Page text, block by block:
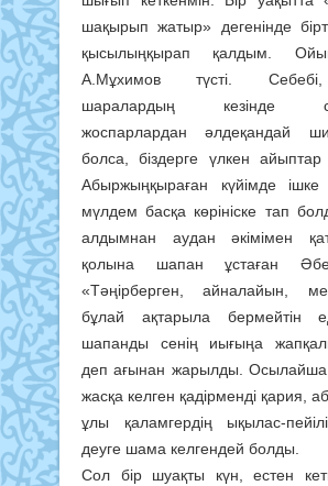
шақырып жатыр» дегенінде
қысылыңқырап қалдым.
А.Мұхимов түсті.
шаралардың кезінде
жоспарлардан әлдеқандай
болса, біздерге үлкен айыптар
Абыржыңқыраған күйімде ішке
мүлдем басқа көрініске тап
алдымнан аудан әкімімен
қолына шапан ұстаған
«Тәңірберген, айналайын,
бұлай ақтарыла бермейтін
шапанды сенің иығыңа
деп ағынан жарылды. Осылайша,
жасқа келген қадірменді қария,
ұлы қаламгердің ықылас-
деуге шама келгендей болды.
Сол бір шуақты күн, естен